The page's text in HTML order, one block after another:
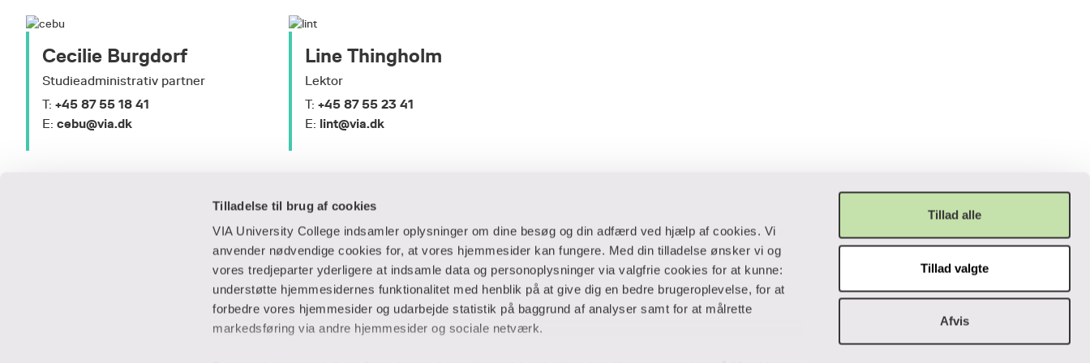
Tilladelse til brug af cookies
VIA University College indsamler oplysninger om dine besøg og din adfærd ved hjælp af cookies. Vi
anvender nødvendige cookies for, at vores hjemmesider kan fungere. Med din tilladelse ønsker vi og
vores tredjeparter yderligere at indsamle data og personoplysninger via valgfrie cookies for at kunne:
understøtte hjemmesidernes funktionalitet med henblik på at give dig en bedre brugeroplevelse, for at
forbedre vores hjemmesider og udarbejde statistik på baggrund af analyser samt for at målrette
markedsføring via andre hjemmesider og sociale netværk.
Tillad alle
Tillad valgte
Afvis
Cecilie Burgdorf
Studieadministrativ partner
T: +45 87 55 18 41
E: cebu@via.dk
Line Thingholm
Lektor
T: +45 87 55 23 41
E: lint@via.dk
Samarbejde og virksomheder
IT-supportcenter
Ansatte og studerende Privatliv og lovgivning
Data og privatliv